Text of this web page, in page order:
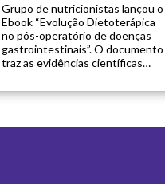
Grupo de nutricionistas lançou o
Ebook “Evolução Dietoterápica
no pós-operatório de doenças
gastrointestinais”. O documento
traz as evidências científicas
o manejo nutricional no pós-
gratuita voltada para